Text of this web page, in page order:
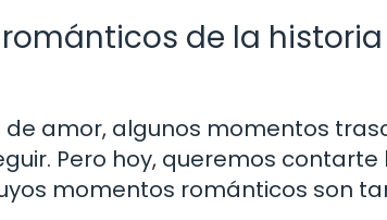
de la
de amor, algunos momentos
Pero hoy, queremos
momentos románticos son